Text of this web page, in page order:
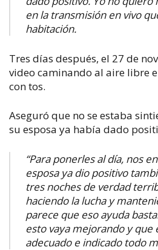
en la transmisión en vivo
habitación.
Tres días después, el 27 de
video caminando al aire libre
con tos.
Aseguró que no se estaba
su esposa ya había dado
“Para ponerles al día, nos
esposa ya dio positivo
tres noches de verdad
haciendo la lucha y
parece que eso ayuda
esto vaya mejorando y que
adecuado e indicado todo